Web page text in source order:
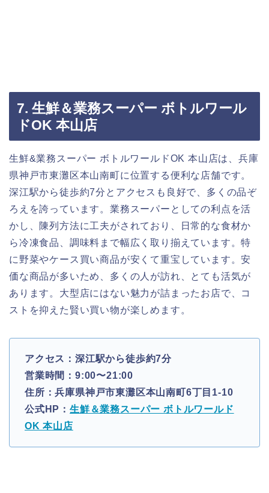
7. 生鮮＆業務スーパー ボトルワール
ドOK 本山店
生鮮&業務スーパー ボトルワールドOK 本山店は、兵庫
県神戸市東灘区本山南町に位置する便利な店舗です。
深江駅から徒歩約7分とアクセスも良好で、多くの品ぞ
ろえを誇っています。業務スーパーとしての利点を活
かし、陳列方法に工夫がされており、日常的な食材か
ら冷凍食品、調味料まで幅広く取り揃えています。特
に野菜やケース買い商品が安くて重宝しています。安
価な商品が多いため、多くの人が訪れ、とても活気が
あります。大型店にはない魅力が詰まったお店で、コ
ストを抑えた賢い買い物が楽しめます。
アクセス：深江駅から徒歩約7分
営業時間：9:00〜21:00
住所：兵庫県神戸市東灘区本山南町6丁目1-10
公式HP： 生鮮＆業務スーパー ボトルワールド
OK 本山店